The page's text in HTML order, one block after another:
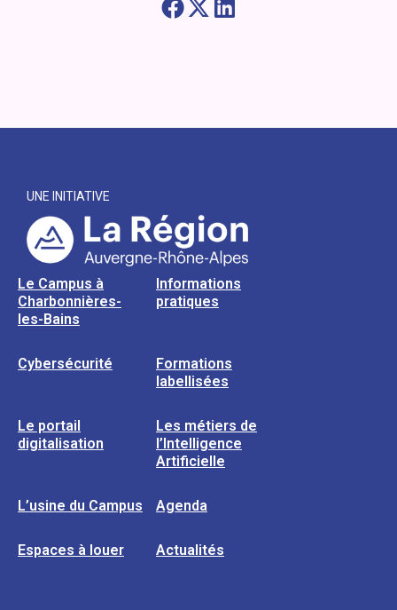
UNE INITIATIVE
Le Campus à
Charbonnières-
les-Bains
Informations
pratiques
Cybersécurité
Formations
labellisées
Le portail
digitalisation
Les métiers de
l’Intelligence
Artificielle
L’usine du Campus Agenda
Espaces à louer Actualités